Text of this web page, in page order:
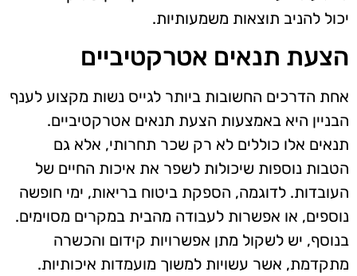
יכול להניב תוצאות משמעותיות.
הצעת תנאים אטרקטיביים
אחת הדרכים החשובות ביותר לגייס נשות מקצוע לענף
הבניין היא באמצעות הצעת תנאים אטרקטיביים.
תנאים אלו כוללים לא רק שכר תחרותי, אלא גם
הטבות נוספות שיכולות לשפר את איכות החיים של
העובדות. לדוגמה, הספקת ביטוח בריאות, ימי חופשה
נוספים, או אפשרות לעבודה מהבית במקרים מסוימים.
בנוסף, יש לשקול מתן אפשרויות קידום והכשרה
מתקדמת, אשר עשויות למשוך מועמדות איכותיות.